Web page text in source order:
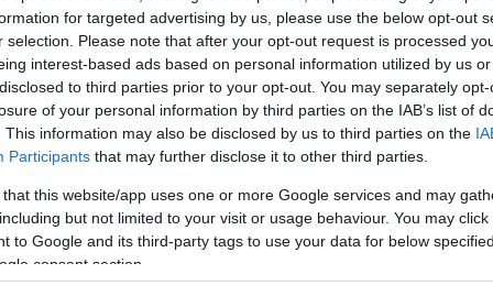
for targeted advertising by us, please use the below opt-out
selection. Please note that after your opt-out request is processed
interest-based ads based on personal information utilized by us
to third parties prior to your opt-out. You may separately
of your personal information by third parties on the IAB’s list of
This information may also be disclosed by us to third parties on the
Participants that may further disclose it to other third parties.
that this website/app uses one or more Google services and may
but not limited to your visit or usage behaviour. You may
to Google and its third-party tags to use your data for below
consent section.
του Survivor, μετά τον σοβαρό τραυματισμό
Ο ίδιος έχει ανακτήσει πλήρως τις αισθήσεις
Μονάδα Εντατικής Θεραπείας.
ιατρικό επιτελείο που τον παρακολουθεί από την
Πολιτείες, μόλις το επιτρέψει η κλινική του